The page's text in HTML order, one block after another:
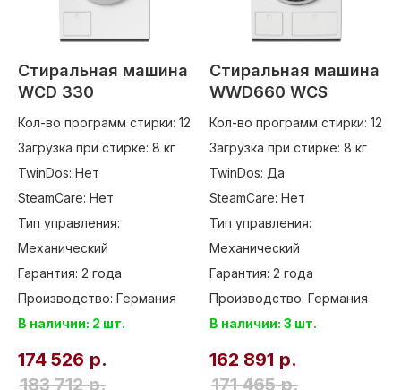
Стиральная машина
WCD 330
Кол-во программ стирки: 12
Загрузка при стирке: 8 кг
TwinDos: Нет
SteamCare: Нет
Тип управления:
Механический
Гарантия: 2 года
Производство: Германия
В наличии: 2 шт.
174 526 р.
183 712 р.
Стиральная машина
WWD660 WCS
Кол-во программ стирки: 12
Загрузка при стирке: 8 кг
TwinDos: Да
SteamCare: Нет
Тип управления:
Механический
Гарантия: 2 года
Производство: Германия
В наличии: 3 шт.
162 891 р.
171 465 р.